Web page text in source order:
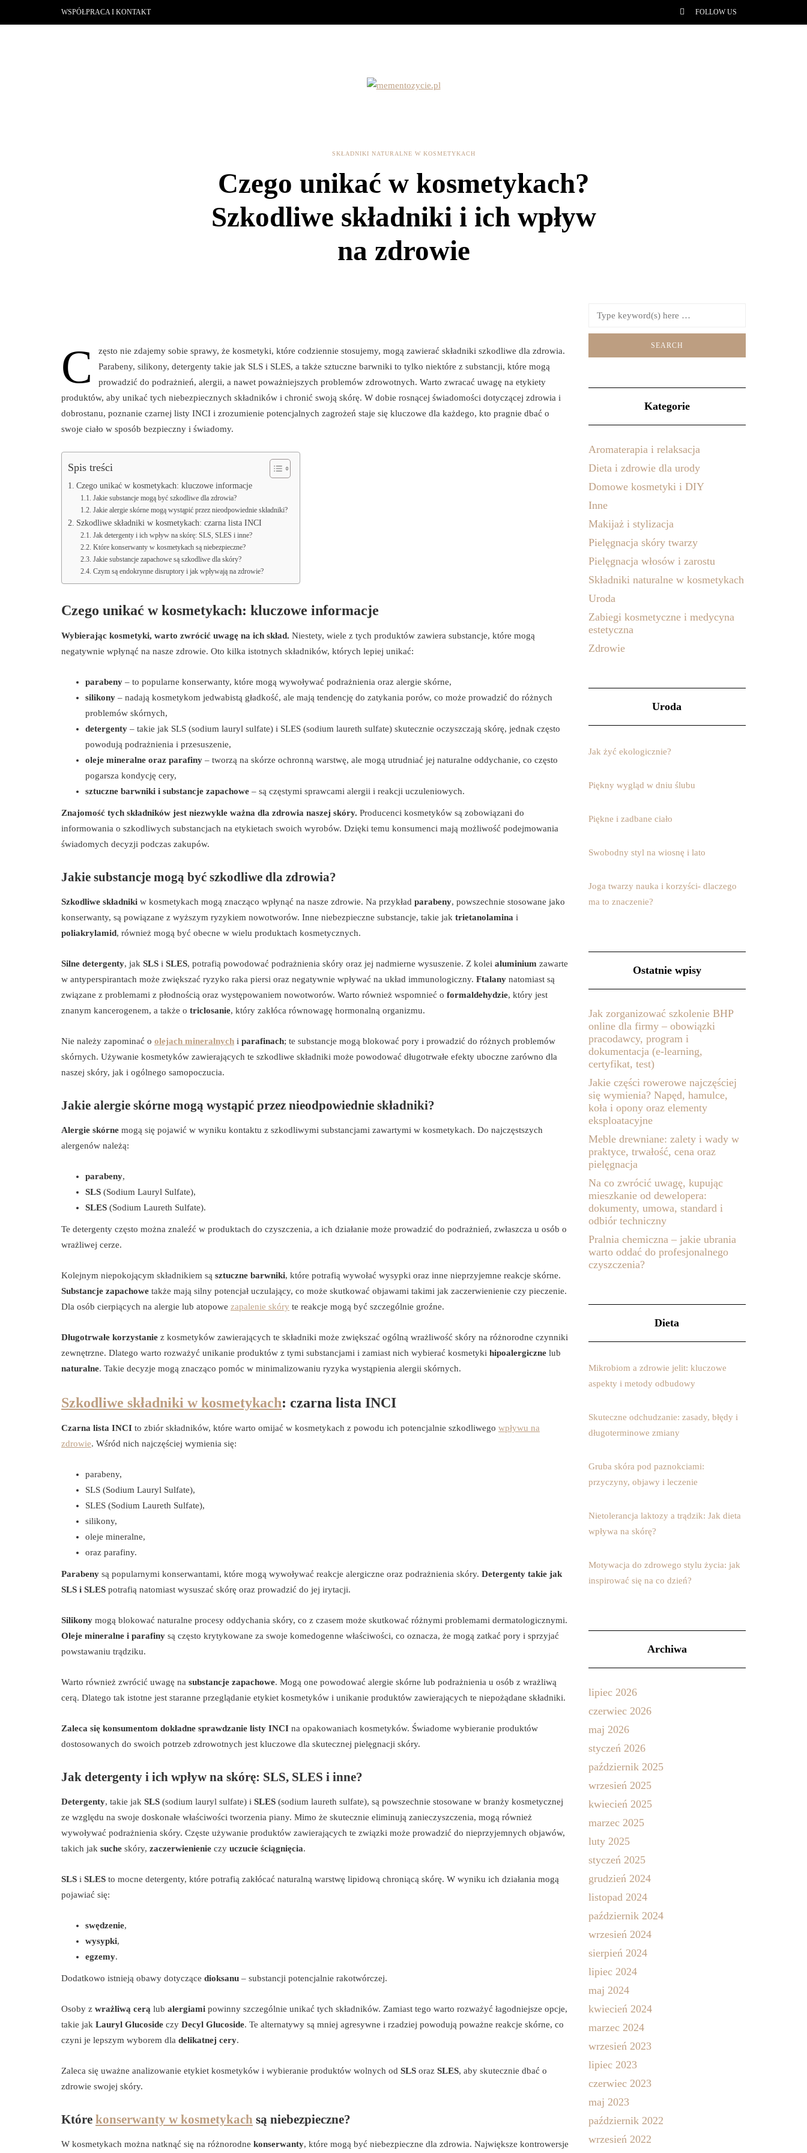
WSPÓŁPRACA I KONTAKT FOLLOW US
SKŁADNIKI NATURALNE W KOSMETYKACH
Czego unikać w kosmetykach?
Szkodliwe składniki i ich wpływ
na zdrowie
C
zęsto nie zdajemy sobie sprawy, że kosmetyki, które codziennie stosujemy, mogą zawierać składniki szkodliwe dla zdrowia.
Parabeny, silikony, detergenty takie jak SLS i SLES, a także sztuczne barwniki to tylko niektóre z substancji, które mogą
prowadzić do podrażnień, alergii, a nawet poważniejszych problemów zdrowotnych. Warto zwracać uwagę na etykiety
produktów, aby unikać tych niebezpiecznych składników i chronić swoją skórę. W dobie rosnącej świadomości dotyczącej zdrowia i
dobrostanu, poznanie czarnej listy INCI i zrozumienie potencjalnych zagrożeń staje się kluczowe dla każdego, kto pragnie dbać o
swoje ciało w sposób bezpieczny i świadomy.
Spis treści
Czego unikać w kosmetykach: kluczowe informacje
Jakie substancje mogą być szkodliwe dla zdrowia?
Jakie alergie skórne mogą wystąpić przez nieodpowiednie składniki?
Szkodliwe składniki w kosmetykach: czarna lista INCI
Jak detergenty i ich wpływ na skórę: SLS, SLES i inne?
Które konserwanty w kosmetykach są niebezpieczne?
Jakie substancje zapachowe są szkodliwe dla skóry?
Czym są endokrynne disruptory i jak wpływają na zdrowie?
Czego unikać w kosmetykach: kluczowe informacje
Wybierając kosmetyki, warto zwrócić uwagę na ich skład. Niestety, wiele z tych produktów zawiera substancje, które mogą
negatywnie wpłynąć na nasze zdrowie. Oto kilka istotnych składników, których lepiej unikać:
parabeny – to popularne konserwanty, które mogą wywoływać podrażnienia oraz alergie skórne,
silikony – nadają kosmetykom jedwabistą gładkość, ale mają tendencję do zatykania porów, co może prowadzić do różnych
problemów skórnych,
detergenty – takie jak SLS (sodium lauryl sulfate) i SLES (sodium laureth sulfate) skutecznie oczyszczają skórę, jednak często
powodują podrażnienia i przesuszenie,
oleje mineralne oraz parafiny – tworzą na skórze ochronną warstwę, ale mogą utrudniać jej naturalne oddychanie, co często
pogarsza kondycję cery,
sztuczne barwniki i substancje zapachowe – są częstymi sprawcami alergii i reakcji uczuleniowych.
Znajomość tych składników jest niezwykle ważna dla zdrowia naszej skóry. Producenci kosmetyków są zobowiązani do
informowania o szkodliwych substancjach na etykietach swoich wyrobów. Dzięki temu konsumenci mają możliwość podejmowania
świadomych decyzji podczas zakupów.
Jakie substancje mogą być szkodliwe dla zdrowia?
Szkodliwe składniki w kosmetykach mogą znacząco wpłynąć na nasze zdrowie. Na przykład parabeny, powszechnie stosowane jako
konserwanty, są powiązane z wyższym ryzykiem nowotworów. Inne niebezpieczne substancje, takie jak trietanolamina i
poliakrylamid, również mogą być obecne w wielu produktach kosmetycznych.
Silne detergenty, jak SLS i SLES, potrafią powodować podrażnienia skóry oraz jej nadmierne wysuszenie. Z kolei aluminium zawarte
w antyperspirantach może zwiększać ryzyko raka piersi oraz negatywnie wpływać na układ immunologiczny. Ftalany natomiast są
związane z problemami z płodnością oraz występowaniem nowotworów. Warto również wspomnieć o formaldehydzie, który jest
znanym kancerogenem, a także o triclosanie, który zakłóca równowagę hormonalną organizmu.
Nie należy zapominać o olejach mineralnych i parafinach; te substancje mogą blokować pory i prowadzić do różnych problemów
skórnych. Używanie kosmetyków zawierających te szkodliwe składniki może powodować długotrwałe efekty uboczne zarówno dla
naszej skóry, jak i ogólnego samopoczucia.
Jakie alergie skórne mogą wystąpić przez nieodpowiednie składniki?
Alergie skórne mogą się pojawić w wyniku kontaktu z szkodliwymi substancjami zawartymi w kosmetykach. Do najczęstszych
alergenów należą:
parabeny,
SLS (Sodium Lauryl Sulfate),
SLES (Sodium Laureth Sulfate).
Te detergenty często można znaleźć w produktach do czyszczenia, a ich działanie może prowadzić do podrażnień, zwłaszcza u osób o
wrażliwej cerze.
Kolejnym niepokojącym składnikiem są sztuczne barwniki, które potrafią wywołać wysypki oraz inne nieprzyjemne reakcje skórne.
Substancje zapachowe także mają silny potencjał uczulający, co może skutkować objawami takimi jak zaczerwienienie czy pieczenie.
Dla osób cierpiących na alergie lub atopowe zapalenie skóry te reakcje mogą być szczególnie groźne.
Długotrwałe korzystanie z kosmetyków zawierających te składniki może zwiększać ogólną wrażliwość skóry na różnorodne czynniki
zewnętrzne. Dlatego warto rozważyć unikanie produktów z tymi substancjami i zamiast nich wybierać kosmetyki hipoalergiczne lub
naturalne. Takie decyzje mogą znacząco pomóc w minimalizowaniu ryzyka wystąpienia alergii skórnych.
Szkodliwe składniki w kosmetykach: czarna lista INCI
Czarna lista INCI to zbiór składników, które warto omijać w kosmetykach z powodu ich potencjalnie szkodliwego wpływu na
zdrowie. Wśród nich najczęściej wymienia się:
parabeny,
SLS (Sodium Lauryl Sulfate),
SLES (Sodium Laureth Sulfate),
silikony,
oleje mineralne,
oraz parafiny.
Parabeny są popularnymi konserwantami, które mogą wywoływać reakcje alergiczne oraz podrażnienia skóry. Detergenty takie jak
SLS i SLES potrafią natomiast wysuszać skórę oraz prowadzić do jej irytacji.
Silikony mogą blokować naturalne procesy oddychania skóry, co z czasem może skutkować różnymi problemami dermatologicznymi.
Oleje mineralne i parafiny są często krytykowane za swoje komedogenne właściwości, co oznacza, że mogą zatkać pory i sprzyjać
powstawaniu trądziku.
Warto również zwrócić uwagę na substancje zapachowe. Mogą one powodować alergie skórne lub podrażnienia u osób z wrażliwą
cerą. Dlatego tak istotne jest staranne przeglądanie etykiet kosmetyków i unikanie produktów zawierających te niepożądane składniki.
Zaleca się konsumentom dokładne sprawdzanie listy INCI na opakowaniach kosmetyków. Świadome wybieranie produktów
dostosowanych do swoich potrzeb zdrowotnych jest kluczowe dla skutecznej pielęgnacji skóry.
Jak detergenty i ich wpływ na skórę: SLS, SLES i inne?
Detergenty, takie jak SLS (sodium lauryl sulfate) i SLES (sodium laureth sulfate), są powszechnie stosowane w branży kosmetycznej
ze względu na swoje doskonałe właściwości tworzenia piany. Mimo że skutecznie eliminują zanieczyszczenia, mogą również
wywoływać podrażnienia skóry. Częste używanie produktów zawierających te związki może prowadzić do nieprzyjemnych objawów,
takich jak suche skóry, zaczerwienienie czy uczucie ściągnięcia.
SLS i SLES to mocne detergenty, które potrafią zakłócać naturalną warstwę lipidową chroniącą skórę. W wyniku ich działania mogą
pojawiać się:
swędzenie,
wysypki,
egzemy.
Dodatkowo istnieją obawy dotyczące dioksanu – substancji potencjalnie rakotwórczej.
Osoby z wrażliwą cerą lub alergiami powinny szczególnie unikać tych składników. Zamiast tego warto rozważyć łagodniejsze opcje,
takie jak Lauryl Glucoside czy Decyl Glucoside. Te alternatywy są mniej agresywne i rzadziej powodują poważne reakcje skórne, co
czyni je lepszym wyborem dla delikatnej cery.
Zaleca się uważne analizowanie etykiet kosmetyków i wybieranie produktów wolnych od SLS oraz SLES, aby skutecznie dbać o
zdrowie swojej skóry.
Które konserwanty w kosmetykach są niebezpieczne?
W kosmetykach można natknąć się na różnorodne konserwanty, które mogą być niebezpieczne dla zdrowia. Największe kontrowersje
Kategorie
Aromaterapia i relaksacja
Dieta i zdrowie dla urody
Domowe kosmetyki i DIY
Inne
Makijaż i stylizacja
Pielęgnacja skóry twarzy
Pielęgnacja włosów i zarostu
Składniki naturalne w kosmetykach
Uroda
Zabiegi kosmetyczne i medycyna
estetyczna
Zdrowie
Uroda
Jak żyć ekologicznie?
Piękny wygląd w dniu ślubu
Piękne i zadbane ciało
Swobodny styl na wiosnę i lato
Joga twarzy nauka i korzyści- dlaczego
ma to znaczenie?
Ostatnie wpisy
Jak zorganizować szkolenie BHP
online dla firmy – obowiązki
pracodawcy, program i
dokumentacja (e-learning,
certyfikat, test)
Jakie części rowerowe najczęściej
się wymienia? Napęd, hamulce,
koła i opony oraz elementy
eksploatacyjne
Meble drewniane: zalety i wady w
praktyce, trwałość, cena oraz
pielęgnacja
Na co zwrócić uwagę, kupując
mieszkanie od dewelopera:
dokumenty, umowa, standard i
odbiór techniczny
Pralnia chemiczna – jakie ubrania
warto oddać do profesjonalnego
czyszczenia?
Dieta
Mikrobiom a zdrowie jelit: kluczowe
aspekty i metody odbudowy
Skuteczne odchudzanie: zasady, błędy i
długoterminowe zmiany
Gruba skóra pod paznokciami:
przyczyny, objawy i leczenie
Nietolerancja laktozy a trądzik: Jak dieta
wpływa na skórę?
Motywacja do zdrowego stylu życia: jak
inspirować się na co dzień?
Archiwa
lipiec 2026
czerwiec 2026
maj 2026
styczeń 2026
październik 2025
wrzesień 2025
kwiecień 2025
marzec 2025
luty 2025
styczeń 2025
grudzień 2024
listopad 2024
październik 2024
wrzesień 2024
sierpień 2024
lipiec 2024
maj 2024
kwiecień 2024
marzec 2024
wrzesień 2023
lipiec 2023
czerwiec 2023
maj 2023
październik 2022
wrzesień 2022